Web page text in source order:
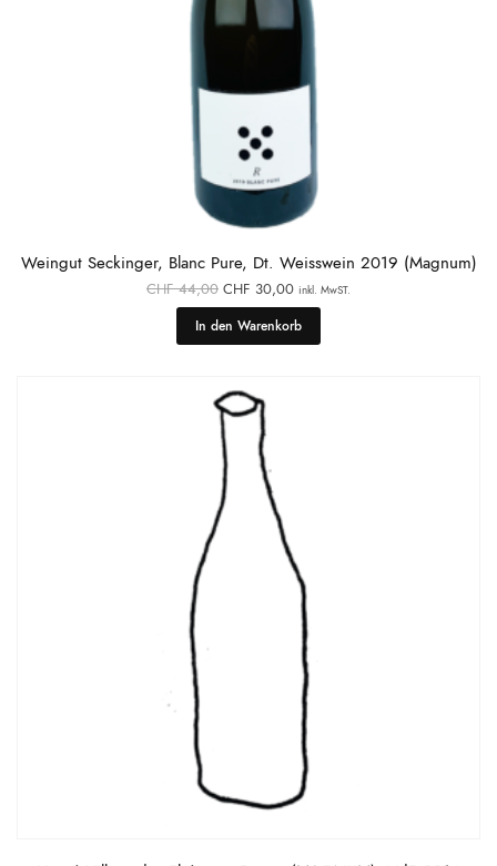
Weingut Seckinger, Blanc Pure, Dt. Weisswein 2019 (Magnum)
CHF44,00 Ursprünglicher
Preis war:
CHF 44,00
CHF 30,00 Aktueller
Preis ist:
CHF 30,00.
inkl. MwST.
In den Warenkorb